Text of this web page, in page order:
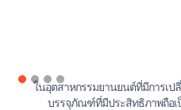
ในอุตสาหกรรมยานยนต์ที่มีการเป
บรรจุภัณฑ์ที่มีประสิทธิภาพถือเ